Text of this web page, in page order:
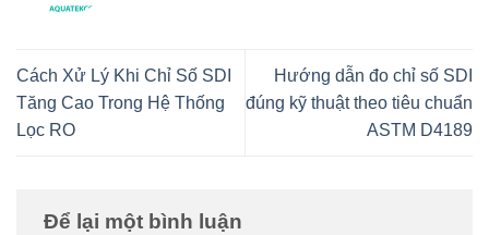
Cách Xử Lý Khi Chỉ Số SDI
Tăng Cao Trong Hệ Thống
Lọc RO
Hướng dẫn đo chỉ số SDI
đúng kỹ thuật theo tiêu chuẩn
ASTM D4189
Để lại một bình luận